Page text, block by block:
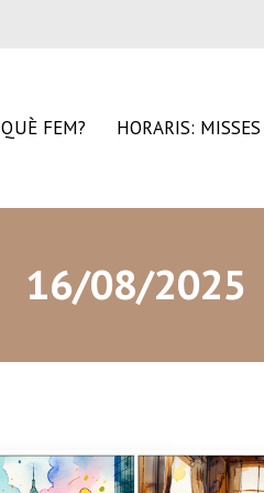
QUÈ FEM? HORARIS:
16/08/2025